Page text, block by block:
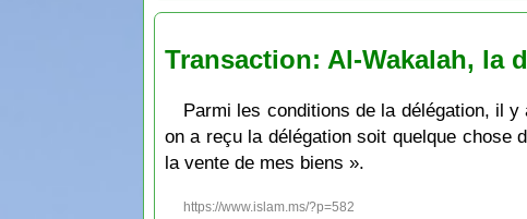
Transaction: Al-Wakalah, la
Parmi les conditions de la délégation, il
on a reçu la délégation soit quelque chose
la vente de mes biens ».
https://www.islam.ms/?p=582